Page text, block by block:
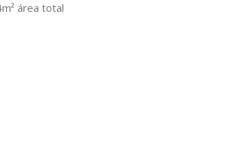
área total